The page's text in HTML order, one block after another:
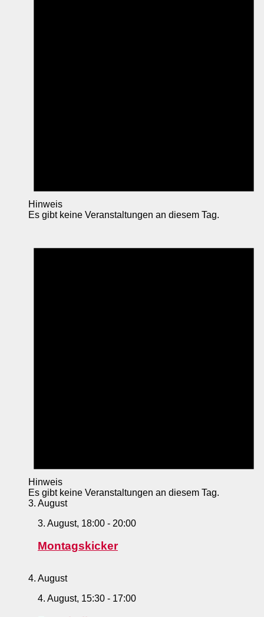
Hinweis
Es gibt keine Veranstaltungen an diesem Tag.
Hinweis
Es gibt keine Veranstaltungen an diesem Tag.
3. August
3. August, 18:00 - 20:00
Montagskicker
4. August
4. August, 15:30 - 17:00